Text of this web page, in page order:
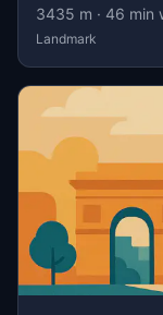
3435 m · 46 min
Landmark